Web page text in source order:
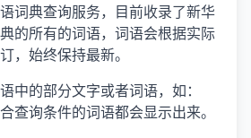
词典查询服务，目前收录了新华
的所有的词语，词语会根据实际
，始终保持最新。
中的部分文字或者词语，如：
查询条件的词语都会显示出来。